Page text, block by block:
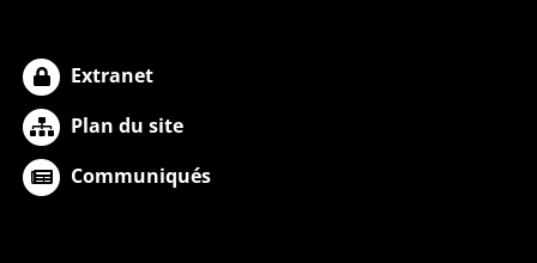
Extranet
Plan du site
Communiqués